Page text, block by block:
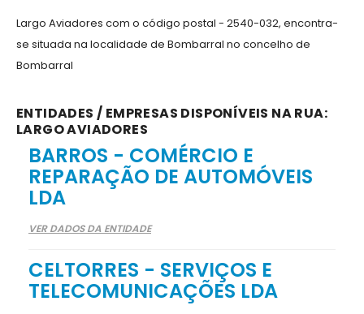
Largo Aviadores com o código postal - 2540-032, encontra-
se situada na localidade de Bombarral no concelho de
Bombarral
ENTIDADES / EMPRESAS DISPONÍVEIS NA RUA:
LARGO AVIADORES
BARROS - COMÉRCIO E
REPARAÇÃO DE AUTOMÓVEIS
LDA
VER DADOS DA ENTIDADE
CELTORRES - SERVIÇOS E
TELECOMUNICAÇÕES LDA